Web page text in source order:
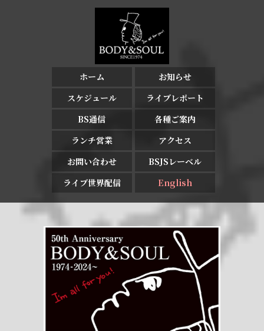
ホーム
お知らせ
スケジュール
ライブレポート
BS通信
各種ご案内
ランチ営業
アクセス
お問い合わせ
BSJSレーベル
ライブ世界配信
English